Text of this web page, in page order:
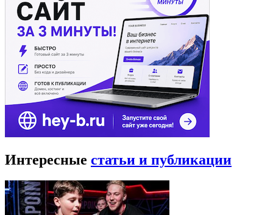
Интересные статьи и публикации